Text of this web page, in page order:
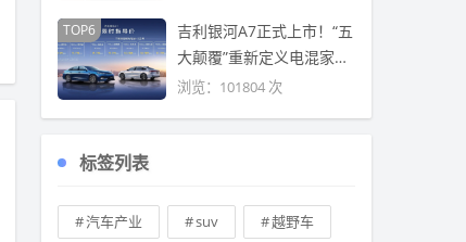
TOP6
吉利银河A7正式上市！“五
大颠覆”重新定义电混家轿
新标准
浏览：101804 次
标签列表
汽车产业 suv 越野车